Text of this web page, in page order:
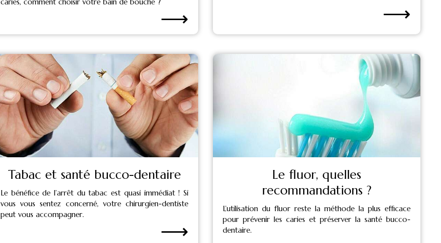
⟶ ⟶
Tabac et santé bucco-dentaire
Le bénéfice de l’arrêt du tabac est quasi immédiat ! Si
vous vous sentez concerné, votre chirurgien-dentiste
peut vous accompagner.
⟶
Le fluor, quelles
recommandations ?
L’utilisation du fluor reste la méthode la plus efficace
pour prévenir les caries et préserver la santé bucco-
dentaire.